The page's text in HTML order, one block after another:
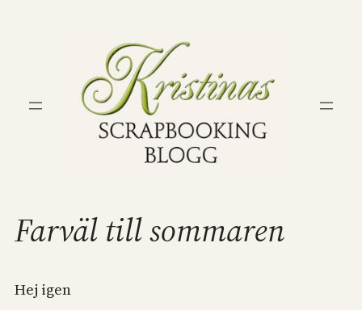
Farväl till sommaren
Hej igen